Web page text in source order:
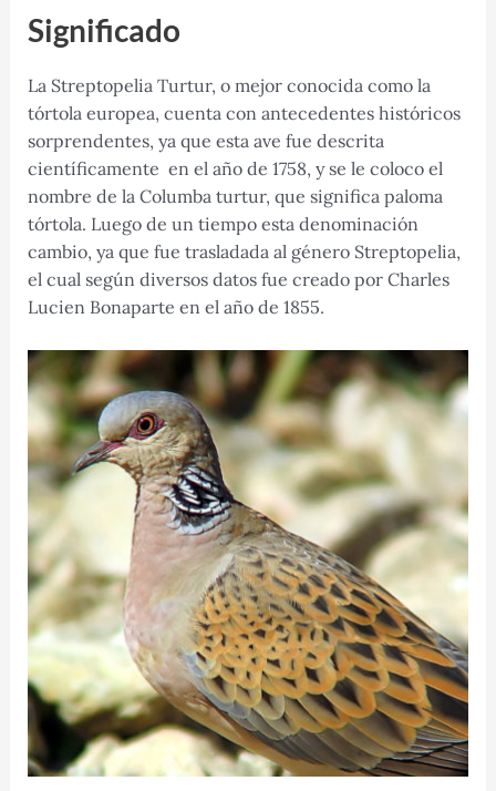
Significado
La Streptopelia Turtur, o mejor conocida como la
tórtola europea, cuenta con antecedentes históricos
sorprendentes, ya que esta ave fue descrita
científicamente en el año de 1758, y se le coloco el
nombre de la Columba turtur, que significa paloma
tórtola. Luego de un tiempo esta denominación
cambio, ya que fue trasladada al género Streptopelia,
el cual según diversos datos fue creado por Charles
Lucien Bonaparte en el año de 1855.